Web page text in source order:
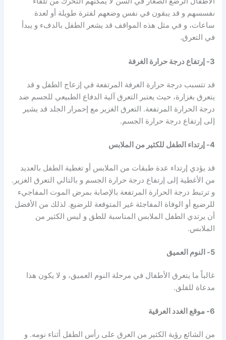
نفسسهم و قد يبقون في نفس وضعهم لفترة طويلة أو لعدة
ساعات، و في مثل هذه المواقف قد يشعر الطفل بالدفء و يبدأ
في التعرق.
3- إرتفاع درجة حرارة الغرفة
قد تتسبب درجة حرارة الغرفة المرتفعة في إزعاج الطفل و قد
يتعرق بغزارة، حيث يعتبر التعرق آلية الدفاع الطبيعي للجسم ضد
درجة الحرارة المرتفعة. التعرق الغزير مع إحمرار الجلد قد يشير
إلى إرتفاع درجة حرارة الجسم.
4- إرتداء الطفل للكثير من الملابس
قد يؤدي إرتداء عدة طبقات من الملابس أو تغطية الطفل بالعديد
من الأغطية إلى إرتفاع درجة حرارة الجسم و بالتالي التعرق الغزير.
و ترتبط درجة الحرارة المرتفعة بالإصابة بمرض الموت المفاجيء
للرضيع أو الوفاة المفاجئة غير المتوقعة للرضيع. لذلك من الأفضل
أن يرتدي الطفل الملابس المناسبة للطق و ليس الكثير من
الملابس.
5- النوم العميق
غالباً ما يتعرق الأطفال في مرحلة النوم العميق، و لا يكون هذا
مدعاة للقلق.
6- موقع الغدد العرقية
من الشائع رؤية الكثير من العرق على رأس الطفل أثناء نومه. و